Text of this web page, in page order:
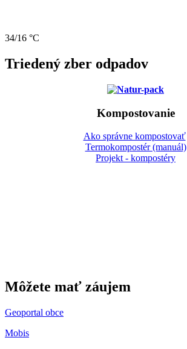
34/16 °C
Triedený zber odpadov
Kompostovanie
Ako správne kompostovať
Termokompostér (manuál)
Projekt - kompostéry
Môžete mať záujem
Geoportal obce
Mobis